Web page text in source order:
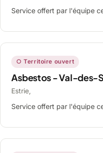
Service offert par l'équipe
○ Territoire ouvert
Asbestos - Val-des-
Estrie,
Service offert par l'équipe